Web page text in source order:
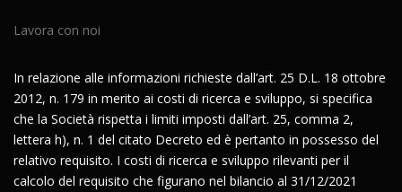
Lavora con noi
In relazione alle informazioni richieste dall’art. 25 D.L. 18 ottobre
2012, n. 179 in merito ai costi di ricerca e sviluppo, si specifica
che la Società rispetta i limiti imposti dall’art. 25, comma 2,
lettera h), n. 1 del citato Decreto ed è pertanto in possesso del
relativo requisito. I costi di ricerca e sviluppo rilevanti per il
calcolo del requisito che figurano nel bilancio al 31/12/2021